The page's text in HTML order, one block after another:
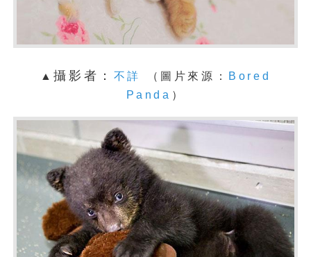
▲攝影者： 不詳 （圖片來源：
Bored
Panda ）